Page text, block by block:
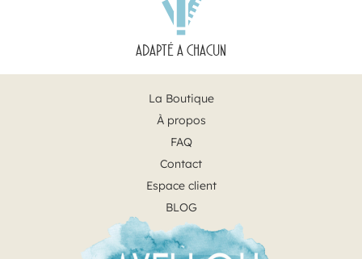
ADAPTÉ A CHACUN
La Boutique
À propos
FAQ
Contact
Espace client
BLOG